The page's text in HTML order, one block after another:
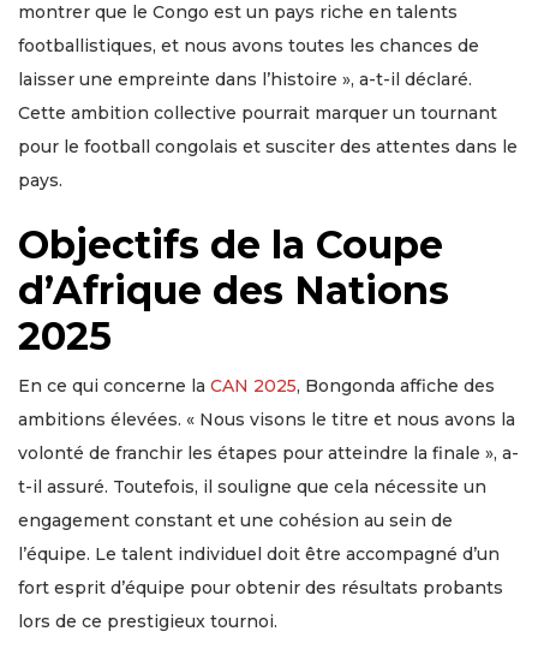
montrer que le Congo est un pays riche en talents
footballistiques, et nous avons toutes les chances de
laisser une empreinte dans l’histoire », a-t-il déclaré.
Cette ambition collective pourrait marquer un tournant
pour le football congolais et susciter des attentes dans le
pays.
Objectifs de la Coupe
d’Afrique des Nations
2025
En ce qui concerne la CAN 2025, Bongonda affiche des
ambitions élevées. « Nous visons le titre et nous avons la
volonté de franchir les étapes pour atteindre la finale », a-
t-il assuré. Toutefois, il souligne que cela nécessite un
engagement constant et une cohésion au sein de
l’équipe. Le talent individuel doit être accompagné d’un
fort esprit d’équipe pour obtenir des résultats probants
lors de ce prestigieux tournoi.